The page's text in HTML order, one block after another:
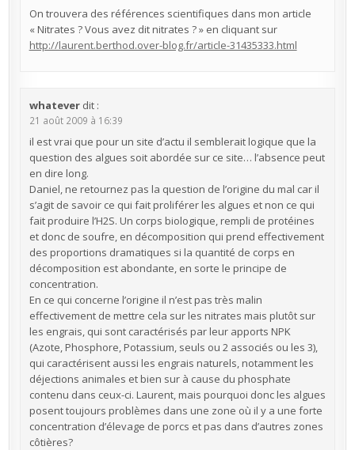
On trouvera des références scientifiques dans mon article
« Nitrates ? Vous avez dit nitrates ? » en cliquant sur
http://laurent.berthod.over-blog.fr/article-31435333.html
whatever dit :
21 août 2009 à 16:39
il est vrai que pour un site d’actu il semblerait logique que la
question des algues soit abordée sur ce site… l’absence peut
en dire long.
Daniel, ne retournez pas la question de l’origine du mal car il
s’agit de savoir ce qui fait proliférer les algues et non ce qui
fait produire l’H2S. Un corps biologique, rempli de protéines
et donc de soufre, en décomposition qui prend effectivement
des proportions dramatiques si la quantité de corps en
décomposition est abondante, en sorte le principe de
concentration.
En ce qui concerne l’origine il n’est pas très malin
effectivement de mettre cela sur les nitrates mais plutôt sur
les engrais, qui sont caractérisés par leur apports NPK
(Azote, Phosphore, Potassium, seuls ou 2 associés ou les 3),
qui caractérisent aussi les engrais naturels, notamment les
déjections animales et bien sur à cause du phosphate
contenu dans ceux-ci. Laurent, mais pourquoi donc les algues
posent toujours problèmes dans une zone où il y a une forte
concentration d’élevage de porcs et pas dans d’autres zones
côtières?